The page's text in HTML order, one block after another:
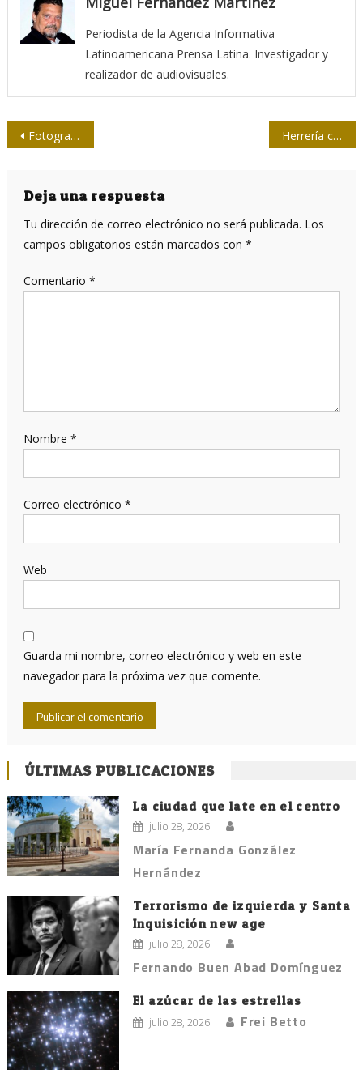
Periodista de la Agencia Informativa
Latinoamericana Prensa Latina. Investigador y
realizador de audiovisuales.
Navegación
entradas
Fotografiar a Fidel Herrería cubana
Deja una respuesta
Tu dirección de correo electrónico no será publicada. Los
campos obligatorios están marcados con *
Comentario *
Nombre *
Correo electrónico *
Web
Guarda mi nombre, correo electrónico y web en este
navegador para la próxima vez que comente.
ÚLTIMAS PUBLICACIONES
La ciudad que late en el centro
julio 28, 2026
María Fernanda González
Hernández
Terrorismo de izquierda y Santa
Inquisición new age
julio 28, 2026
Fernando Buen Abad Domínguez
El azúcar de las estrellas
julio 28, 2026 Frei Betto